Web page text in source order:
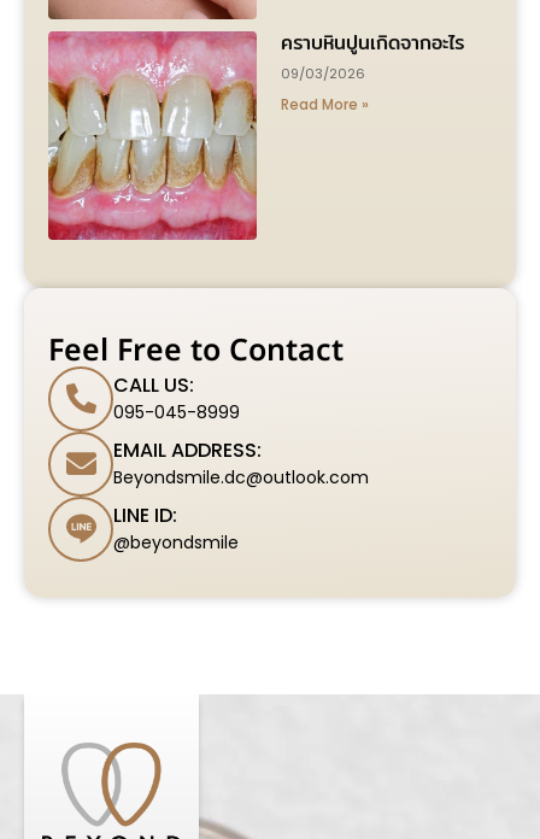
คราบหินปูนเกิดจากอะไร
09/03/2026
Read More »
Feel Free to Contact
CALL US:
095-045-8999
EMAIL ADDRESS:
Beyondsmile.dc@outlook.com
LINE ID:
@beyondsmile